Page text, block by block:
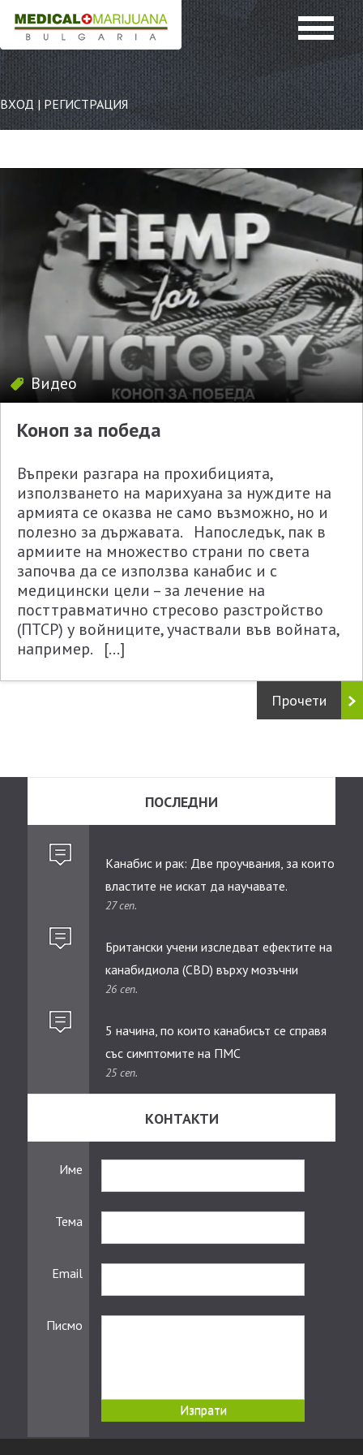
ВХОД | РЕГИСТРАЦИЯ
Видео
Коноп за победа
Въпреки разгара на прохибицията,
използването на марихуана за нуждите на
армията се оказва не само възможно, но и
полезно за държавата. Напоследък, пак в
армиите на множество страни по света
започва да се използва канабис и с
медицински цели – за лечение на
посттравматично стресово разстройство
(ПТСР) у войниците, участвали във войната,
например. […]
Прочети
ПОСЛЕДНИ
Канабис и рак: Две проучвания, за които
властите не искат да научавате.
27 сеп.
Британски учени изследват ефектите на
канабидиолa (CBD) върху мозъчни
тумори при деца
26 сеп.
5 начина, по които канабисът се справя
със симптомите на ПМС
25 сеп.
КОНТАКТИ
Име
Тема
Email
Писмо